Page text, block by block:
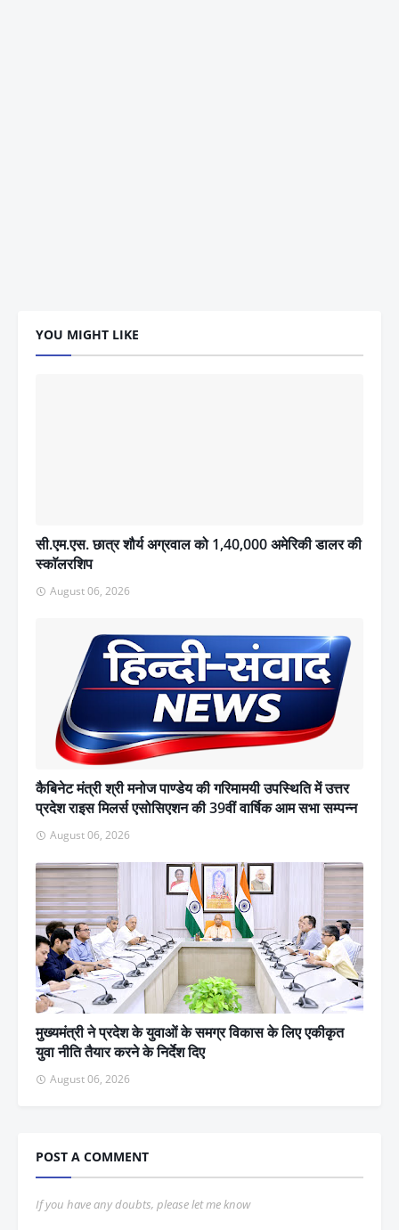
YOU MIGHT LIKE
सी.एम.एस. छात्र शौर्य अग्रवाल को 1,40,000 अमेरिकी डालर की
स्काॅलरशिप
August 06, 2026
कैबिनेट मंत्री श्री मनोज पाण्डेय की गरिमामयी उपस्थिति में उत्तर
प्रदेश राइस मिलर्स एसोसिएशन की 39वीं वार्षिक आम सभा सम्पन्न
August 06, 2026
मुख्यमंत्री ने प्रदेश के युवाओं के समग्र विकास के लिए एकीकृत
युवा नीति तैयार करने के निर्देश दिए
August 06, 2026
POST A COMMENT
If you have any doubts, please let me know